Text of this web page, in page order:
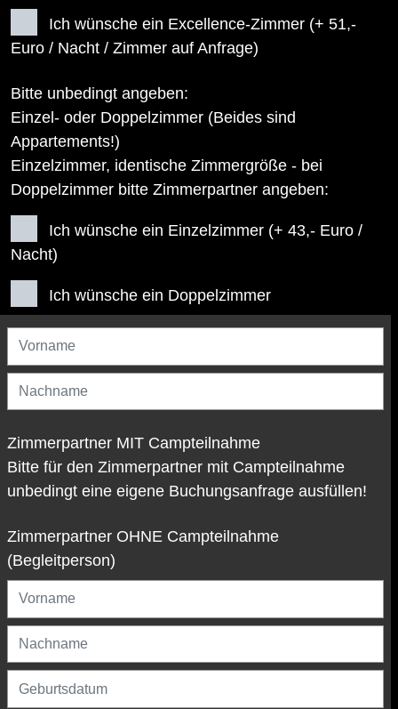
Ich wünsche ein Excellence-Zimmer (+ 51,-
Euro / Nacht / Zimmer auf Anfrage)
Bitte unbedingt angeben:
Einzel- oder Doppelzimmer (Beides sind
Appartements!)
Einzelzimmer, identische Zimmergröße - bei
Doppelzimmer bitte Zimmerpartner angeben:
Ich wünsche ein Einzelzimmer (+ 43,- Euro /
Nacht)
Ich wünsche ein Doppelzimmer
Zimmerpartner MIT Campteilnahme
Bitte für den Zimmerpartner mit Campteilnahme
unbedingt eine eigene Buchungsanfrage ausfüllen!
Zimmerpartner OHNE Campteilnahme
(Begleitperson)